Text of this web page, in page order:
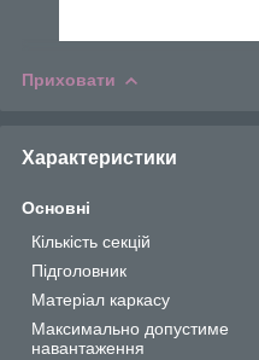
Приховати
Характеристики
Основні
Кількість секцій
Підголовник
Матеріал каркасу
Максимально допустиме
навантаження